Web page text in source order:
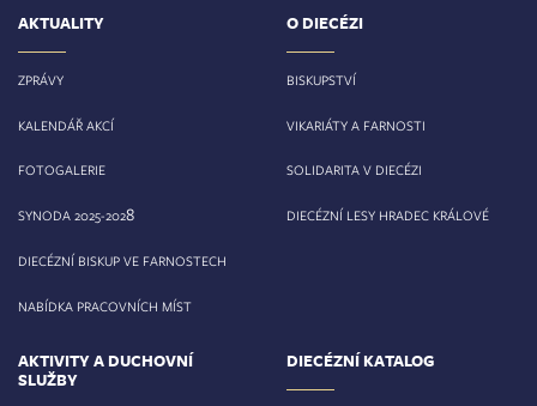
AKTUALITY
ZPRÁVY
KALENDÁŘ AKCÍ
FOTOGALERIE
SYNODA 2025-2028
DIECÉZNÍ BISKUP VE FARNOSTECH
NABÍDKA PRACOVNÍCH MÍST
O DIECÉZI
BISKUPSTVÍ
VIKARIÁTY A FARNOSTI
SOLIDARITA V DIECÉZI
DIECÉZNÍ LESY HRADEC KRÁLOVÉ
AKTIVITY A DUCHOVNÍ
SLUŽBY
DIECÉZNÍ KATALOG